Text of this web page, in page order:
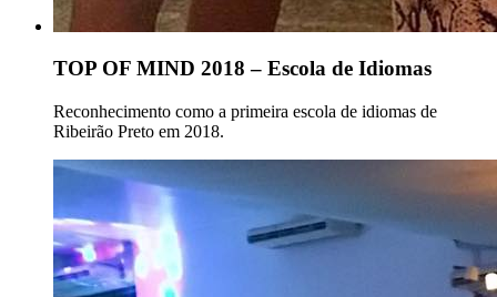
TOP OF MIND 2018 – Escola de Idiomas
Reconhecimento como a primeira escola de idiomas de
Ribeirão Preto em 2018.